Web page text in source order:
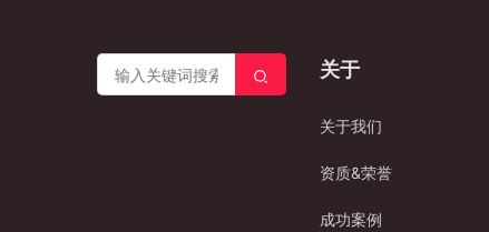
关于
关于我们
资质&荣誉
成功案例